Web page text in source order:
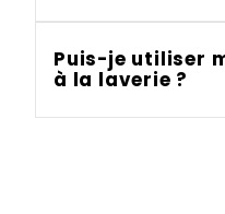
Puis-je utiliser
à la laverie ?